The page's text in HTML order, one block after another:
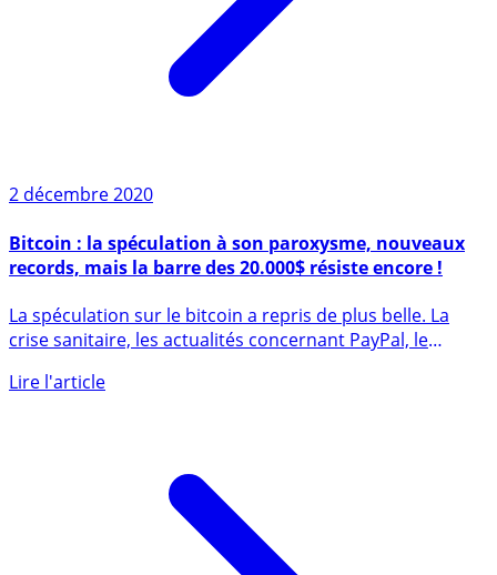
2 décembre 2020
records, mais la barre des 20.000$ résiste encore !
crise sanitaire, les actualités concernant PayPal, le